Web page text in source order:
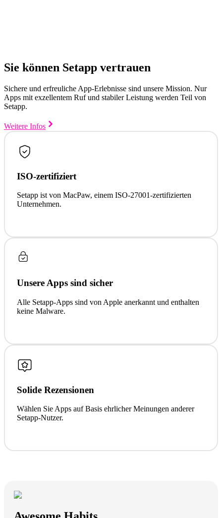
Sie können Setapp vertrauen
Sichere und erfreuliche App-Erlebnisse sind unsere Mission. Nur
Apps mit exzellentem Ruf und stabiler Leistung werden Teil von
Setapp.
Weitere Infos
ISO-zertifiziert
Setapp ist von MacPaw, einem ISO-27001-zertifizierten
Unternehmen.
Unsere Apps sind sicher
Alle Setapp-Apps sind von Apple anerkannt und enthalten
keine Malware.
Solide Rezensionen
Wählen Sie Apps auf Basis ehrlicher Meinungen anderer
Setapp-Nutzer.